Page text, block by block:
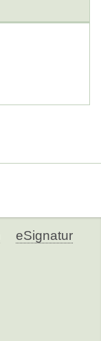
eSignatur